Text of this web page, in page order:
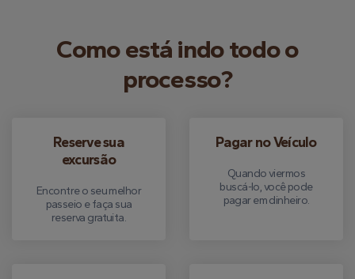
Como está indo todo o
processo?
Reserve sua
excursão
Encontre o seu melhor
passeio e faça sua
reserva gratuita.
Pagar no Veículo
Quando viermos
buscá-lo, você pode
pagar em dinheiro.